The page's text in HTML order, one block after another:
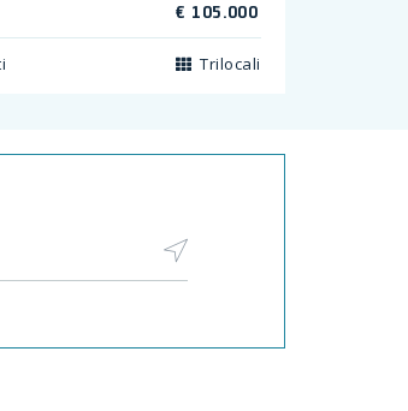
€ 105.000
Trilocali